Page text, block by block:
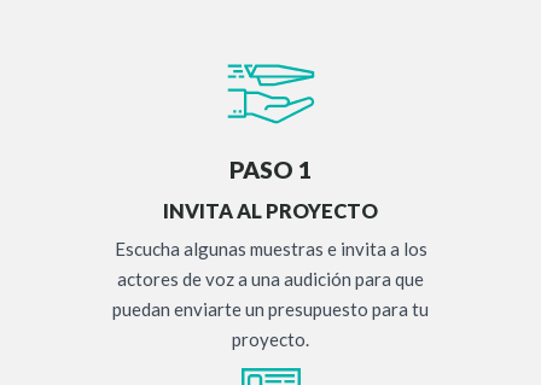
PASO 1
INVITA AL PROYECTO
Escucha algunas muestras e invita a los
actores de voz a una audición para que
puedan enviarte un presupuesto para tu
proyecto.